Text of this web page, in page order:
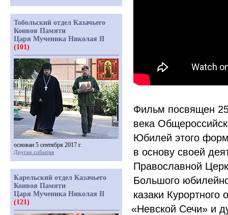
Фильм посвящен
века
Юбилей этого
в основу своей
Православной
Большого
казаки Курортного
«Невской Сечи» и
Тобольский отдел Казачьего
Конвоя Памяти
Царя Мученика Николая II
(101)
основан 5 сентября 2017 г.
Другие события
Карельский отдел Казачьего
Конвоя Памяти
Царя Мученика Николая II
(121)